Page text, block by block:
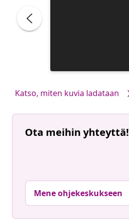
Katso, miten kuvia ladataan
Ota meihin yhteyttä!
Mene ohjekeskukseen